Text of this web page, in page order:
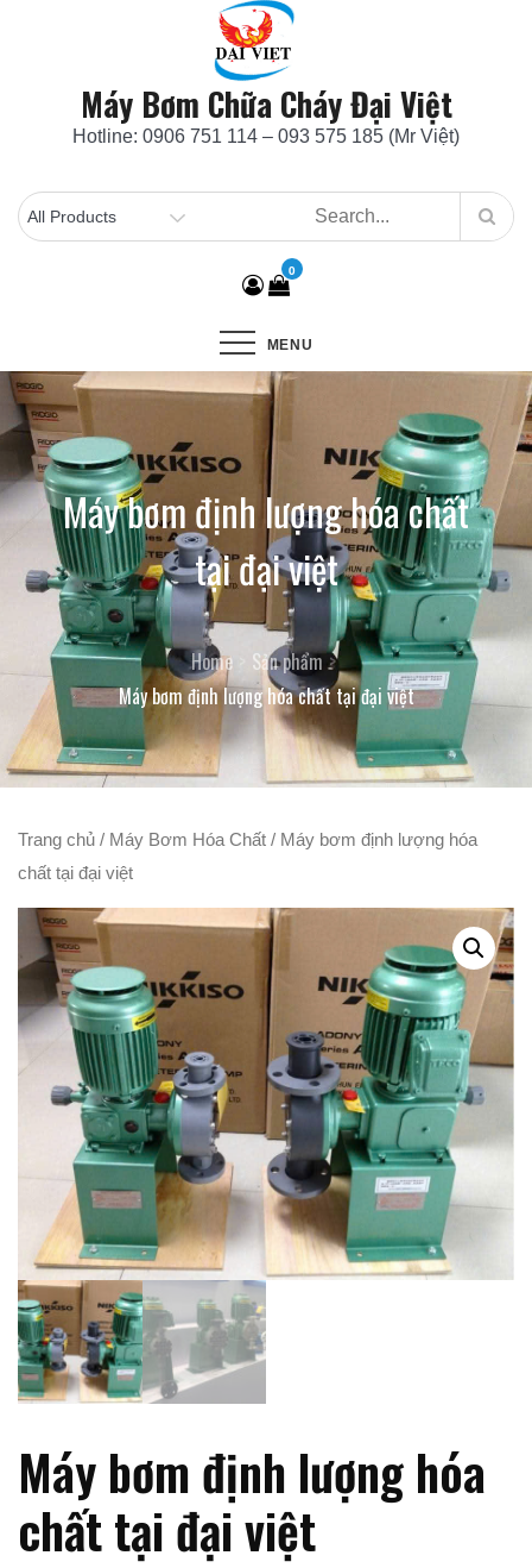
Máy Bơm Chữa Cháy Đại Việt
Hotline: 0906 751 114 – 093 575 185 (Mr Việt)
0
MENU
Máy bơm định lượng hóa chất
tại đại việt
Home
Sản phẩm
Máy bơm định lượng hóa chất tại đại việt
Trang chủ / Máy Bơm Hóa Chất / Máy bơm định lượng hóa
chất tại đại việt
Máy bơm định lượng hóa
chất tại đại việt